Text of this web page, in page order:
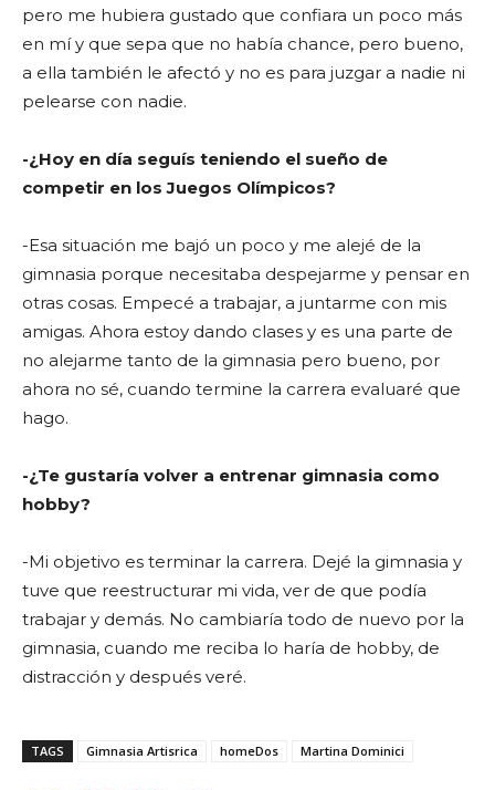
pero me hubiera gustado que confiara un poco más
en mí y que sepa que no había chance, pero bueno,
a ella también le afectó y no es para juzgar a nadie ni
pelearse con nadie.
-¿Hoy en día seguís teniendo el sueño de
competir en los Juegos Olímpicos?
-Esa situación me bajó un poco y me alejé de la
gimnasia porque necesitaba despejarme y pensar en
otras cosas. Empecé a trabajar, a juntarme con mis
amigas. Ahora estoy dando clases y es una parte de
no alejarme tanto de la gimnasia pero bueno, por
ahora no sé, cuando termine la carrera evaluaré que
hago.
-¿Te gustaría volver a entrenar gimnasia como
hobby?
-Mi objetivo es terminar la carrera. Dejé la gimnasia y
tuve que reestructurar mi vida, ver de que podía
trabajar y demás. No cambiaría todo de nuevo por la
gimnasia, cuando me reciba lo haría de hobby, de
distracción y después veré.
TAGS Gimnasia Artisrica homeDos Martina Dominici